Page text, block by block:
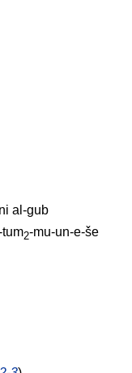
al-gub
2-mu-un-e-še